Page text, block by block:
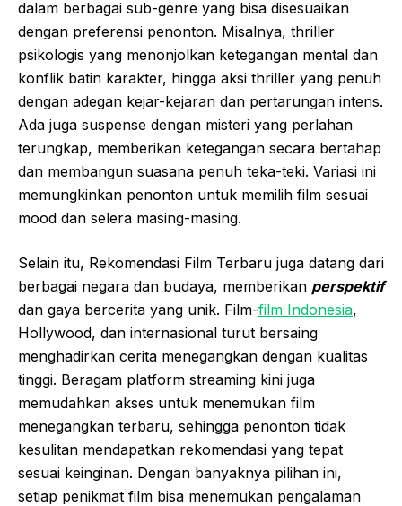
dalam berbagai sub-genre yang bisa disesuaikan
dengan preferensi penonton. Misalnya, thriller
psikologis yang menonjolkan ketegangan mental dan
konflik batin karakter, hingga aksi thriller yang penuh
dengan adegan kejar-kejaran dan pertarungan intens.
Ada juga suspense dengan misteri yang perlahan
terungkap, memberikan ketegangan secara bertahap
dan membangun suasana penuh teka-teki. Variasi ini
memungkinkan penonton untuk memilih film sesuai
mood dan selera masing-masing.
Selain itu, Rekomendasi Film Terbaru juga datang dari
berbagai negara dan budaya, memberikan perspektif
dan gaya bercerita yang unik. Film-film Indonesia,
Hollywood, dan internasional turut bersaing
menghadirkan cerita menegangkan dengan kualitas
tinggi. Beragam platform streaming kini juga
memudahkan akses untuk menemukan film
menegangkan terbaru, sehingga penonton tidak
kesulitan mendapatkan rekomendasi yang tepat
sesuai keinginan. Dengan banyaknya pilihan ini,
setiap penikmat film bisa menemukan pengalaman